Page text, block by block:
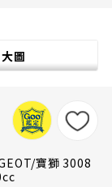
大圖
寶獅 3008